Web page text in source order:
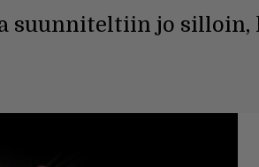
suunniteltiin jo